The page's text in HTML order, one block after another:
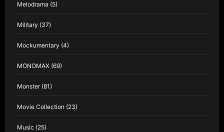
Melodrama (5)
Military (37)
Mockumentary (4)
MONOMAX (69)
Monster(81)
Movie Collection (23)
Music (25)